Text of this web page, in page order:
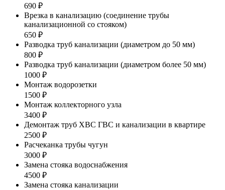
690 ₽
Врезка в канализацию (соединение трубы
канализационной со стояком)
650 ₽
Разводка труб канализации (диаметром до 50 мм)
800 ₽
Разводка труб канализации (диаметром более 50 мм)
1000 ₽
Монтаж водорозетки
1500 ₽
Монтаж коллекторного узла
3400 ₽
Демонтаж труб ХВС ГВС и канализации в квартире
2500 ₽
Расчеканка трубы чугун
3000 ₽
Замена стояка водоснабжения
4500 ₽
Замена стояка канализации